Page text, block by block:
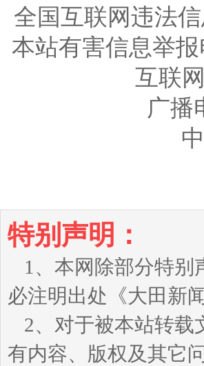
全国互联网违法
本站有害信息举报
互联
广播
特别声明：
1、本网除部分特别
必注明出处《大田新
2、对于被本站转载
有内容、版权及其它